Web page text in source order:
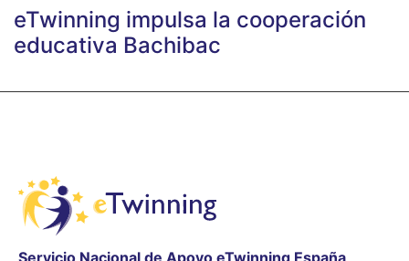
eTwinning impulsa la cooperación
educativa Bachibac